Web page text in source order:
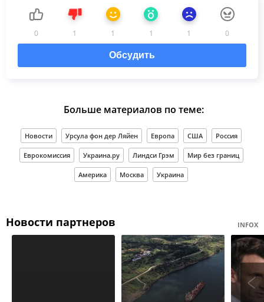
0 1 1 1 1 0
Обсудить
Больше материалов по теме:
Новости Урсула фон дер Ляйен Европа США Россия
Еврокомиссия Украина.ру Линдси Грэм Мир без границ
Америка Москва Украина
Новости партнеров INFOX